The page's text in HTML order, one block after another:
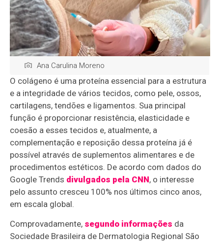
Ana Carulina Moreno
O colágeno é uma proteína essencial para a estrutura
e a integridade de vários tecidos, como pele, ossos,
cartilagens, tendões e ligamentos. Sua principal
função é proporcionar resistência, elasticidade e
coesão a esses tecidos e, atualmente, a
complementação e reposição dessa proteína já é
possível através de suplementos alimentares e de
procedimentos estéticos. De acordo com dados do
Google Trends divulgados pela CNN, o interesse
pelo assunto cresceu 100% nos últimos cinco anos,
em escala global.
Comprovadamente, segundo informações da
Sociedade Brasileira de Dermatologia Regional São